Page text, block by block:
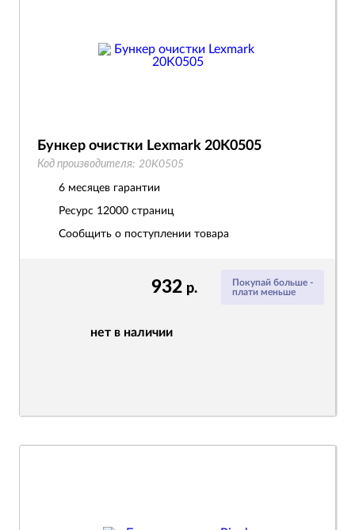
Покупай больше -
плати меньше
932 р.
нет в наличии
Бункер очистки Lexmark 20K0505
Код производителя: 20K0505
6 месяцев гарантии
Ресурс 12000 страниц
Сообщить о поступлении товара